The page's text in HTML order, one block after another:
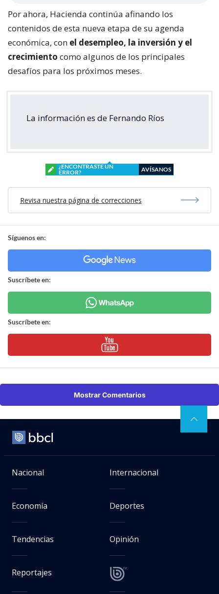
Por ahora, Hacienda continúa afinando los
contenidos de esta nueva etapa de su agenda
económica, con el desempleo, la inversión y el
crecimiento como algunos de los principales
desafíos para los próximos meses.
La información es de Fernando Ríos
¿ENCONTRASTE UN
ERROR?
AVÍSANOS
Revisa nuestra página de correcciones
Síguenos en:
Suscríbete en:
Suscríbete en:
Mostrar Comentarios
Nacional Internacional
Economía Deportes
Tendencias Opinión
Reportajes